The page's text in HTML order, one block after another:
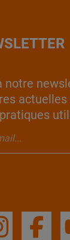
notre